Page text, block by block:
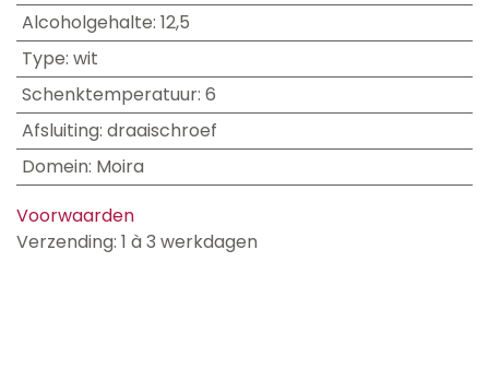
Alcoholgehalte: 12,5
Type: wit
Schenktemperatuur: 6
Afsluiting: draaischroef
Domein: Moira
Voorwaarden
Verzending: 1 à 3 werkdagen